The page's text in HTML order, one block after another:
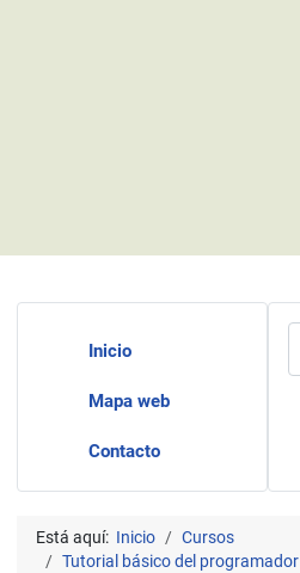
Inicio
Mapa web
Contacto
Está aquí: Inicio
Cursos
Tutorial básico del programador